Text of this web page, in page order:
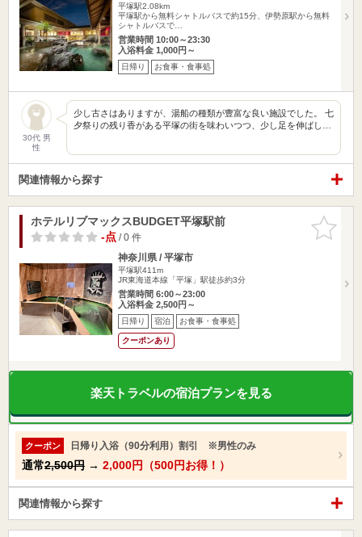
平塚駅2.08km
平塚駅から無料シャトルバスで約15分、伊勢原駅から無料
シャトルバスで…
営業時間 10:00～23:30
入浴料金 1,000円～
日帰り お食事・食事処
30代 男
性
少し古さはありますが、湯船の種類が豊富な良い施設でした。 七
夕祭りの残り香がある平塚の街を味わいつつ、少し足を伸ばし…
関連情報から探す
お気に入
りに追加
ホテルリブマックスBUDGET平塚駅前
-点/ 0 件
神奈川県 / 平塚市
平塚駅411m
JR東海道本線「平塚」駅徒歩約3分
営業時間 6:00～23:00
入浴料金 2,500円～
日帰り 宿泊 お食事・食事処
クーポンあり
楽天トラベルの宿泊プランを見る
クーポン 日帰り入浴（90分利用）割引 ※男性のみ
通常2,500円 → 2,000円（500円お得！）
関連情報から探す